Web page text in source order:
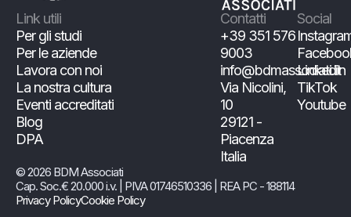
Link utili
Per gli studi
Per le aziende
Lavora con noi
La nostra cultura
Eventi accreditati
Blog
DPA
Contatti
+39 351 576
9003
info@bdmassociati.it
Via Nicolini,
10
29121 -
Piacenza
Italia
Social
Linkedin
TikTok
Youtube
© 2026 BDM Associati
Cap. Soc.€ 20.000 i.v. | PIVA 01746510336 | REA PC - 188114
Privacy PolicyCookie Policy